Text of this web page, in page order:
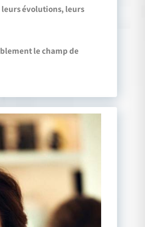
leurs évolutions, leurs
le champ de